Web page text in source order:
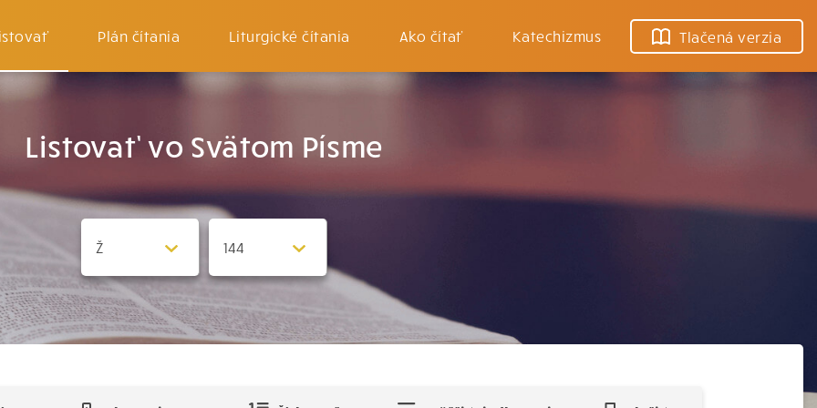
Plán čítania Liturgické čítania Ako čítať Katechizmus Tlačená verzia
Listovať vo Svätom Písme